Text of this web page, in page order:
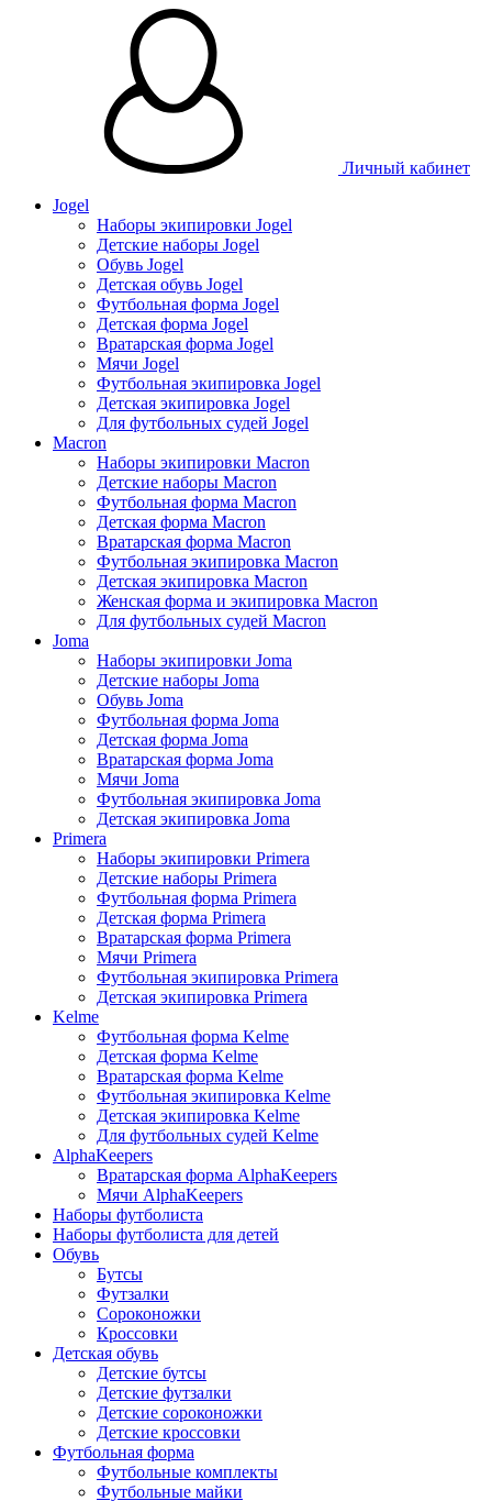
Личный кабинет
Jogel
Наборы экипировки Jogel
Детские наборы Jogel
Обувь Jogel
Детская обувь Jogel
Футбольная форма Jogel
Детская форма Jogel
Вратарская форма Jogel
Мячи Jogel
Футбольная экипировка Jogel
Детская экипировка Jogel
Для футбольных судей Jogel
Macron
Наборы экипировки Macron
Детские наборы Macron
Футбольная форма Macron
Детская форма Macron
Вратарская форма Macron
Футбольная экипировка Macron
Детская экипировка Macron
Женская форма и экипировка Macron
Для футбольных судей Macron
Joma
Наборы экипировки Joma
Детские наборы Joma
Обувь Joma
Футбольная форма Joma
Детская форма Joma
Вратарская форма Joma
Мячи Joma
Футбольная экипировка Joma
Детская экипировка Joma
Primera
Наборы экипировки Primera
Детские наборы Primera
Футбольная форма Primera
Детская форма Primera
Вратарская форма Primera
Мячи Primera
Футбольная экипировка Primera
Детская экипировка Primera
Kelme
Футбольная форма Kelme
Детская форма Kelme
Вратарская форма Kelme
Футбольная экипировка Kelme
Детская экипировка Kelme
Для футбольных судей Kelme
AlphaKeepers
Вратарская форма AlphaKeepers
Мячи AlphaKeepers
Наборы футболиста
Наборы футболиста для детей
Обувь
Бутсы
Футзалки
Сороконожки
Кроссовки
Детская обувь
Детские бутсы
Детские футзалки
Детские сороконожки
Детские кроссовки
Футбольная форма
Футбольные комплекты
Футбольные майки